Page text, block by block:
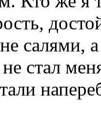
салями,
стал